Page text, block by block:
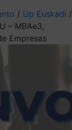
/ Up Euskadi /
– MBAe3,
Empresas